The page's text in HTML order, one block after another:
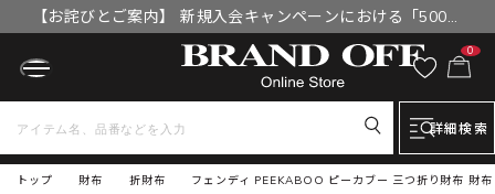
【お詫びとご案内】 新規入会キャンペーンにおける「500円
OFFクーポン」付与漏れと補填について
0
詳細検索
トップ フェンディ PEEKABOO ピーカブー 三つ折り財布 財
財布 折財布